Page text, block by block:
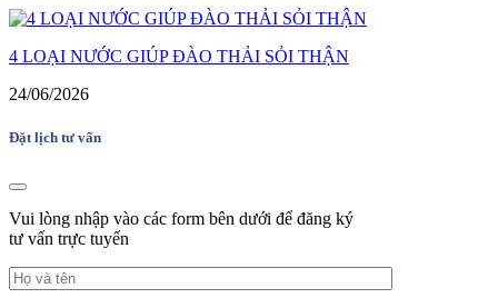
4 LOẠI NƯỚC GIÚP ĐÀO THẢI SỎI THẬN
24/06/2026
Đặt lịch tư vấn
Vui lòng nhập vào các form bên dưới để đăng ký
tư vấn trực tuyến